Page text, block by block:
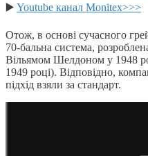
▶️ Youtube канал Monitex>>>
Отож, в основі сучасного
70-бальна система,
Вільямом Шелдоном у 1948
1949 році). Відповідно,
підхід взяли за стандарт.